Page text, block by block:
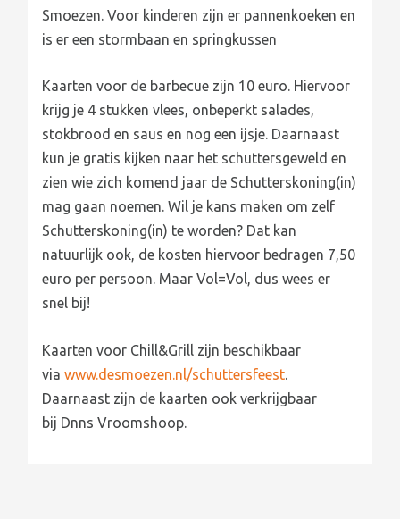
Smoezen. Voor kinderen zijn er pannenkoeken en
is er een stormbaan en springkussen
Kaarten voor de barbecue zijn 10 euro. Hiervoor
krijg je 4 stukken vlees, onbeperkt salades,
stokbrood en saus en nog een ijsje. Daarnaast
kun je gratis kijken naar het schuttersgeweld en
zien wie zich komend jaar de Schutterskoning(in)
mag gaan noemen. Wil je kans maken om zelf
Schutterskoning(in) te worden? Dat kan
natuurlijk ook, de kosten hiervoor bedragen 7,50
euro per persoon. Maar Vol=Vol, dus wees er
snel bij!
Kaarten voor Chill&Grill zijn beschikbaar
viawww.desmoezen.nl/schuttersfeest.
Daarnaast zijn de kaarten ook verkrijgbaar
bij Dnns Vroomshoop.